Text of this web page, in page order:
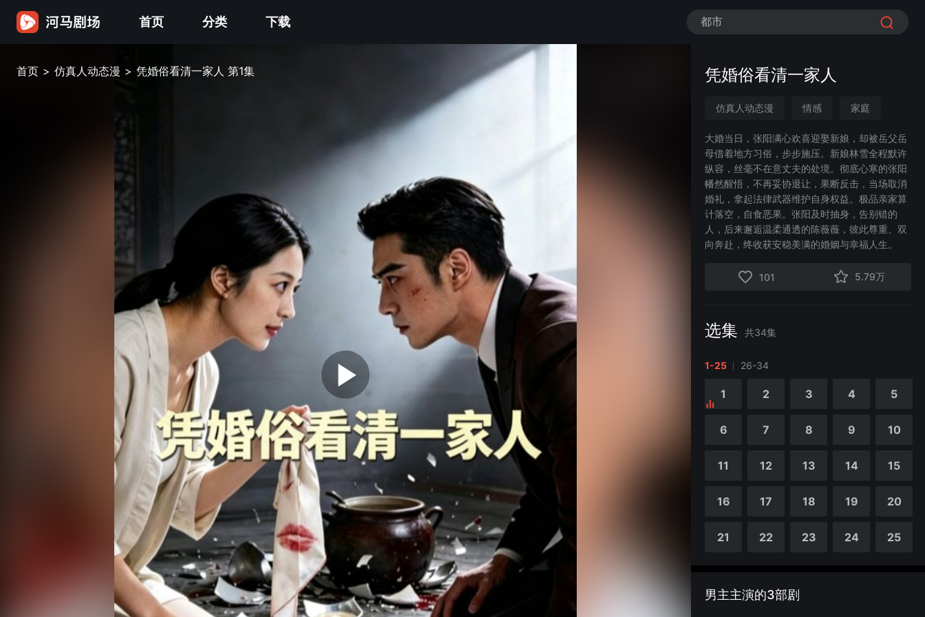
首页 分类 下载 都市
首页 > 仿真人动态漫 > 凭婚俗看清一家人 第1集 凭婚俗看清一家人
仿真人动态漫 情感
家庭
婚姻
现实 都市 漫剧
大婚当日，张阳满心欢喜迎娶新娘，却被岳父岳
母借着地方习俗，步步施压。新娘林雪全程默许
纵容，丝毫不在意丈夫的处境。彻底心寒的张阳
幡然醒悟，不再妥协退让，果断反击，当场取消
婚礼，拿起法律武器维护自身权益。极品亲家算
计落空，自食恶果。张阳及时抽身，告别错的
人，后来邂逅温柔通透的陈薇薇，彼此尊重、双
向奔赴，终收获安稳美满的婚姻与幸福人生。
101 5.79万
选集 共34集
1-25 26-34
1 2 3 4 5
6 7 8 9 10
11 12 13 14 15
16 17 18 19 20
21 22 23 24 25
男主主演的3部剧